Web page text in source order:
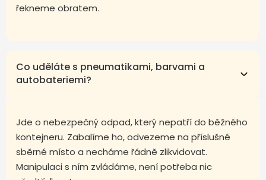
řekneme obratem.
Co uděláte s pneumatikami, barvami a
autobateriemi?
Jde o nebezpečný odpad, který nepatří do běžného
kontejneru. Zabalíme ho, odvezeme na příslušné
sběrné místo a necháme řádně zlikvidovat.
Manipulaci s ním zvládáme, není potřeba nic